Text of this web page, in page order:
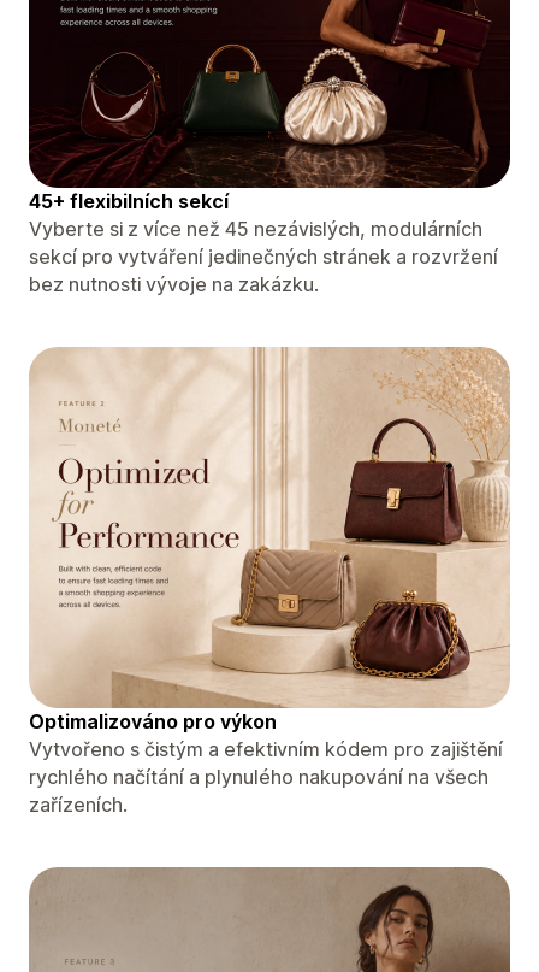
45+ flexibilních sekcí
Vyberte si z více než 45 nezávislých, modulárních
sekcí pro vytváření jedinečných stránek a rozvržení
bez nutnosti vývoje na zakázku.
Optimalizováno pro výkon
Vytvořeno s čistým a efektivním kódem pro zajištění
rychlého načítání a plynulého nakupování na všech
zařízeních.